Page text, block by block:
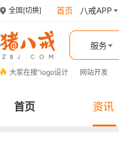
全国 [切换] 首页 八戒APP
服务
大家在搜“logo设计 网站开发
首页 资讯